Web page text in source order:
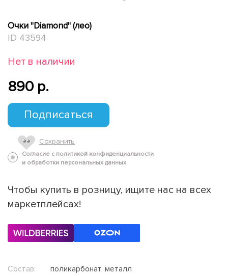
Очки "Diamond" (лео)
ID 43594
Нет в наличии
890 p.
Подписаться
Сохранить
Согласие с политикой конфиденциальности
и обработки персональных данных
Чтобы купить в розницу, ищите нас на всех
маркетплейсах!
Состав: поликарбонат, металл